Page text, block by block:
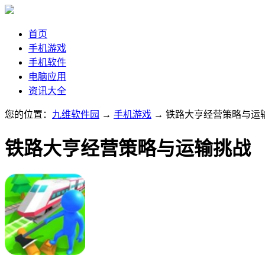
首页
手机游戏
手机软件
电脑应用
资讯大全
您的位置： 九维软件园 → 手机游戏 → 铁路大亨经营策略与运
铁路大亨经营策略与运输挑战